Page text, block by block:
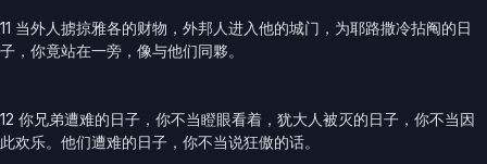
11 当外人掳掠雅各的财物，外邦人进入他的城门，为耶路撒冷拈阄的日
子，你竟站在一旁，像与他们同夥。
12 你兄弟遭难的日子，你不当瞪眼看着，犹大人被灭的日子，你不当因
此欢乐。他们遭难的日子，你不当说狂傲的话。